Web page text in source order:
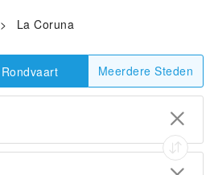
> La Coruna
Rondvaart Meerdere Steden